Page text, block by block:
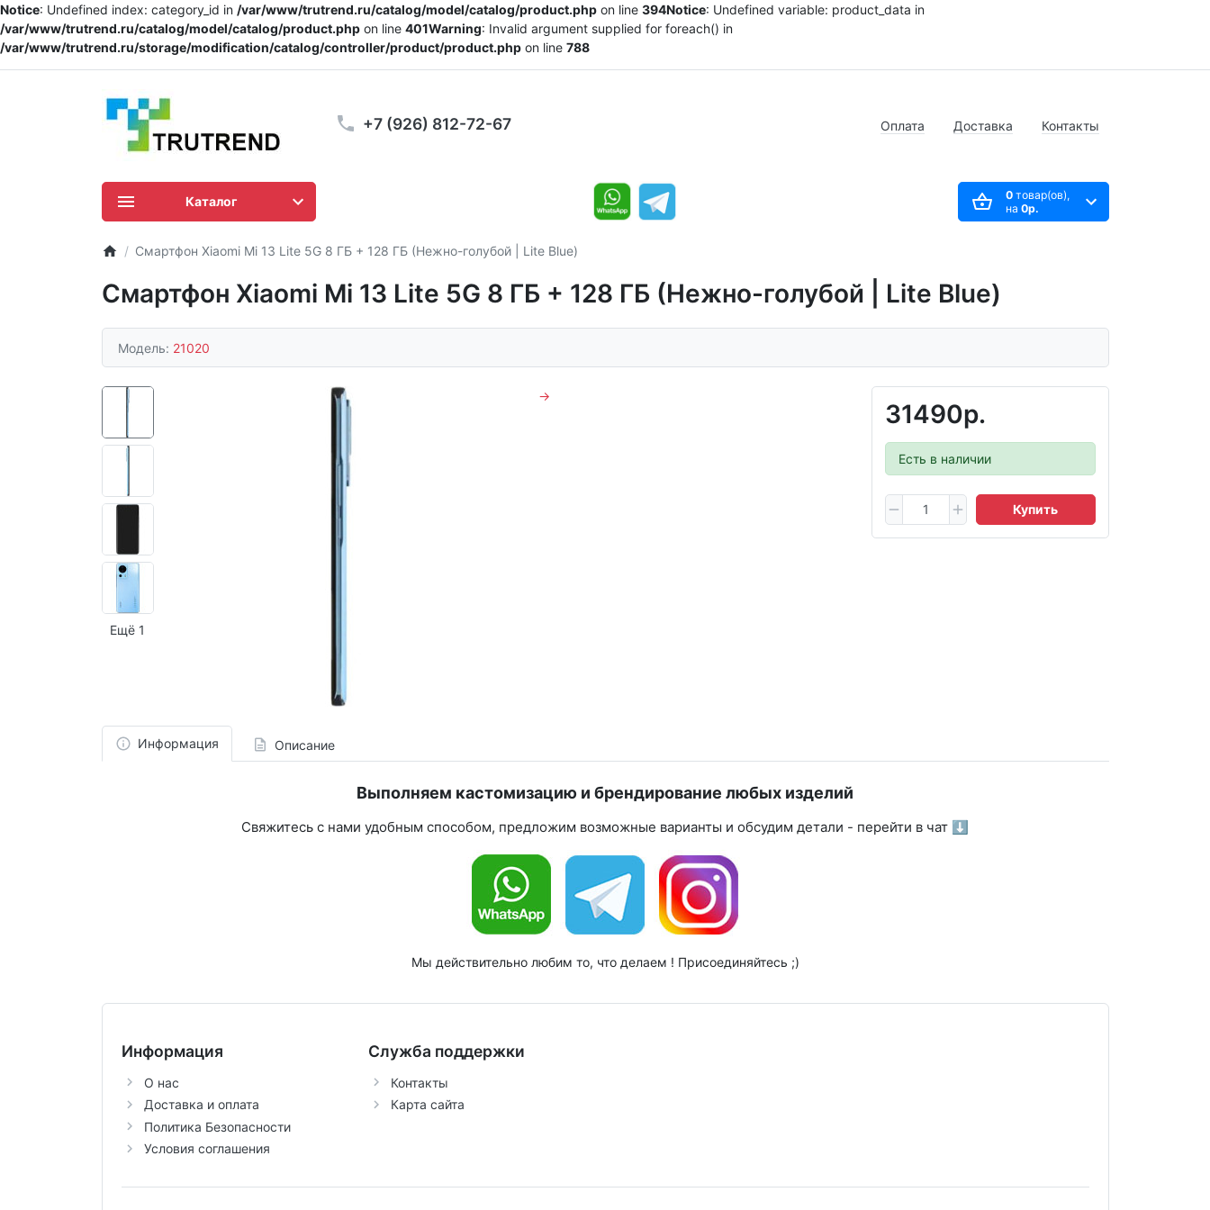
Notice: Undefined index: category_id in /var/www/trutrend.ru/catalog/model/catalog/product.php on line 394Notice: Undefined variable: product_data in
/var/www/trutrend.ru/catalog/model/catalog/product.php on line 401Warning: Invalid argument supplied for foreach() in
/var/www/trutrend.ru/storage/modification/catalog/controller/product/product.php on line 788
+7 (926) 812-72-67 Оплата Доставка Контакты
0товар(ов),
на 0р.
Каталог
Смартфон Xiaomi Mi 13 Lite 5G 8 ГБ + 128 ГБ (Нежно-голубой | Lite Blue)
Смартфон Xiaomi Mi 13 Lite 5G 8 ГБ + 128 ГБ (Нежно-голубой | Lite Blue)
Модель: 21020
Ещё 1
31490р.
Есть в наличии
Купить
→
Информация Описание
Выполняем кастомизацию и брендирование любых изделий
Свяжитесь с нами удобным способом, предложим возможные варианты и обсудим детали - перейти в чат ⬇
Мы действительно любим то, что делаем ! Присоединяйтесь ;)
Информация
О нас
Доставка и оплата
Политика Безопасности
Условия соглашения
Служба поддержки
Контакты
Карта сайта